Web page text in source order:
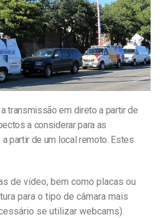
transmissão em direto a partir de
a considerar para as
partir de um local remoto. Estes
de vídeo, bem como placas ou
para o tipo de câmara mais
se utilizar webcams).